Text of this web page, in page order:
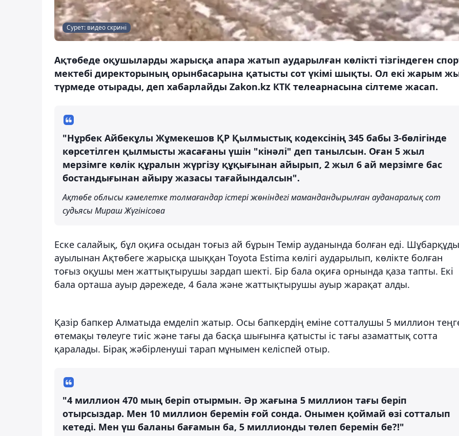
Сурет: видео скрині
Ақтөбеде оқушыларды жарысқа апара жатып аударылған көлікті тізгіндеген
мектебі директорының орынбасарына қатысты сот үкімі шықты. Ол екі жарым
түрмеде отырады, деп хабарлайды Zakon.kz КТК телеарнасына сілтеме жасап.
"Нұрбек Айбекұлы Жұмекешов ҚР Қылмыстық кодексінің 345 бабы 3-бөлігінде
көрсетілген қылмысты жасағаны үшін "кінәлі" деп танылсын. Оған 5 жыл
мерзімге көлік құралын жүргізу құқығынан айырып, 2 жыл 6 ай мерзімге бас
бостандығынан айыру жазасы тағайындалсын".
Ақтөбе облысы кәмелетке толмағандар істері жөніндегі мамандандырылған ауданаралық сот
судьясы Мираш Жүгінісова
Еске салайық, бұл оқиға осыдан тоғыз ай бұрын Темір ауданында болған еді.
ауылынан Ақтөбеге жарысқа шыққан Toyota Estima көлігі аударылып, көлікте болған
тоғыз оқушы мен жаттықтырушы зардап шекті. Бір бала оқиға орнында қаза тапты. Екі
бала орташа ауыр дәрежеде, 4 бала және жаттықтырушы ауыр жарақат алды.
Қазір бапкер Алматыда емделіп жатыр. Осы бапкердің еміне сотталушы 5 миллион
өтемақы төлеуге тиіс және тағы да басқа шығынға қатысты іс тағы азаматтық сотта
қаралады. Бірақ жәбірленуші тарап мұнымен келіспей отыр.
"4 миллион 470 мың беріп отырмын. Әр жағына 5 миллион тағы беріп
отырсыздар. Мен 10 миллион беремін ғой сонда. Онымен қоймай өзі сотталып
кетеді. Мен үш баланы бағамын ба, 5 миллионды төлеп беремін бе?!"